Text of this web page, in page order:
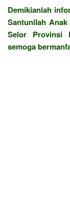
Demikianlah
Santunilah
Selor Provinsi
semoga